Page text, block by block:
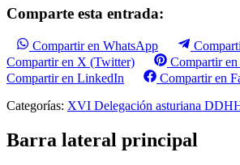
Comparte esta entrada:
Compartir en WhatsApp
Compartir en X (Twitter)
Compartir en
Compartir en LinkedIn
Compartir en
Categorías: XVI Delegación asturiana
Barra lateral principal